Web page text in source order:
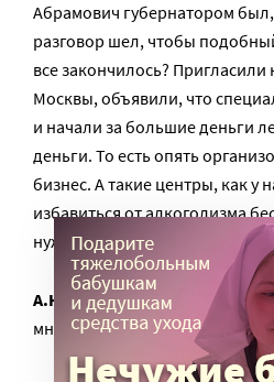
Абрамович губернатором
разговор шел, чтобы
все закончилось? Пригласили
Москвы, объявили, что
и начали за большие деньги
деньги. То есть опять
бизнес. А такие центры, как у
избавиться от алкоголизма
нужны.
А.К.
: Я бы даже сказал, что
многим мешают.